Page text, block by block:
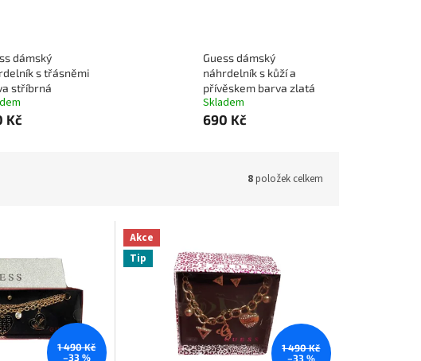
dámský
s třásněmi
stříbrná
Kč
Guess dámský
náhrdelník s kůží a
přívěskem barva zlatá
Skladem
690 Kč
8položek celkem
1 490 Kč
–33 %
Akce
Tip
1 490 Kč
–33 %